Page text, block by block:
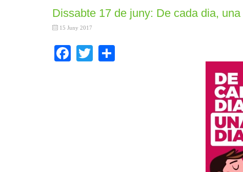
Dissabte 17 de juny: De cada dia,
15 Juny 2017
Facebook
Twitter